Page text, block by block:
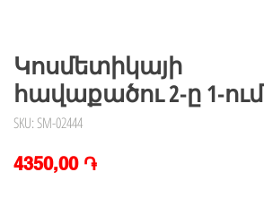
Կոսմետիկայի
հավաքածու 2-ը 1-ում
SKU: SM-02444
4350,00 ֏Price